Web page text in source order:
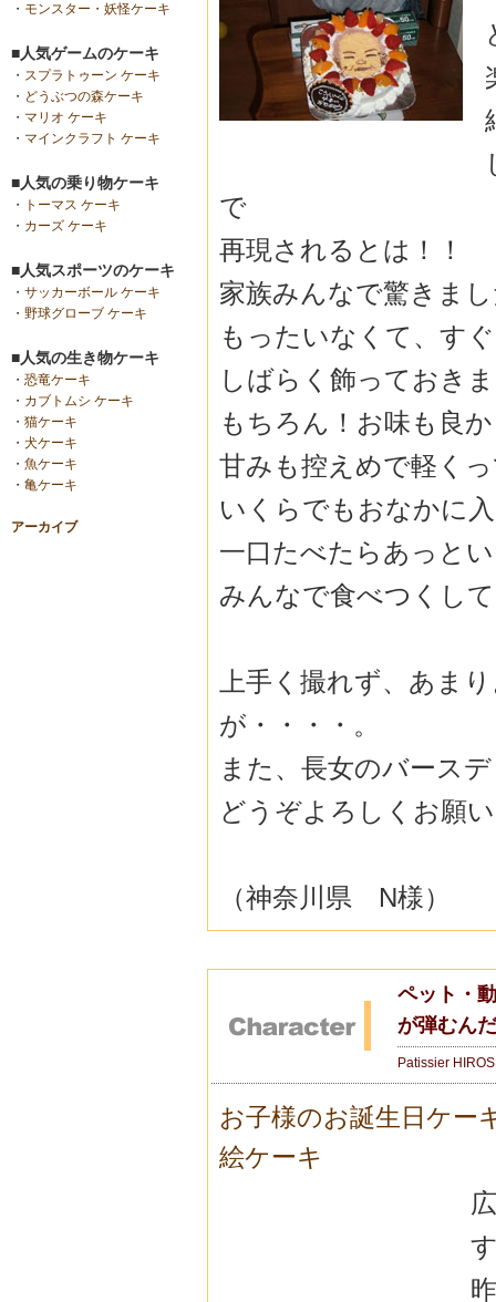
・ モンスター・妖怪ケーキ
■人気ゲームのケーキ
・ スプラトゥーン ケーキ
・ どうぶつの森ケーキ
・ マリオ ケーキ
・ マインクラフト ケーキ
■人気の乗り物ケーキ
・
トーマス ケーキ
・ カーズ ケーキ
■人気スポーツのケーキ
・ サッカーボール ケーキ
・ 野球グローブ ケーキ
■人気の生き物ケーキ
・ 恐竜ケーキ
・ カブトムシ ケーキ
・ 猫ケーキ
・ 犬ケーキ
・ 魚ケーキ
・ 亀ケーキ
アーカイブ
で
再現されるとは！！
家族みんなで驚きま
もったいなくて、す
しばらく飾っておき
もちろん！お味も良
甘みも控えめで軽く
いくらでもおなかに
一口たべたらあっと
みんなで食べつくし
上手く撮れず、あま
が・・・・。
また、長女のバース
どうぞよろしくお願
（神奈川県 N様）
ペット・
が弾むん
Patissier
お子様のお誕生日ケー
絵ケーキ